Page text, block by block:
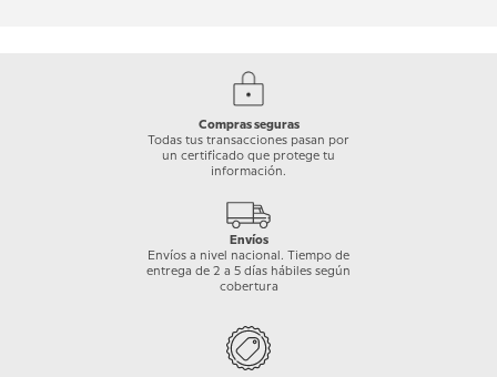
Compras seguras
Todas tus transacciones pasan por
un certificado que protege tu
información.
Envíos
Envíos a nivel nacional. Tiempo de
entrega de 2 a 5 días hábiles según
cobertura